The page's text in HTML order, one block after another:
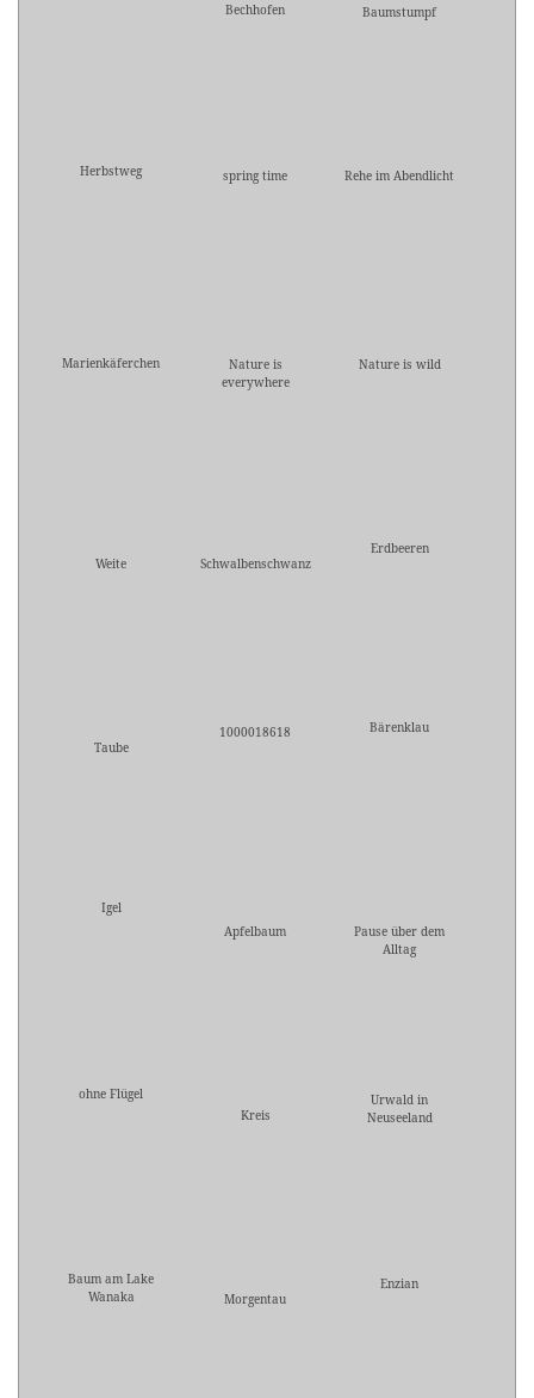
Bechhofen
Baumstumpf
Herbstweg spring time Rehe im Abendlicht
Marienkäferchen
Nature is
everywhere
Nature is wild
Weite Schwalbenschwanz
Erdbeeren
Taube
1000018618 Bärenklau
Igel
Apfelbaum
Pause über dem
Alltag
ohne Flügel
Kreis
Urwald in
Neuseeland
Baum am Lake
Wanaka
Morgentau
Enzian